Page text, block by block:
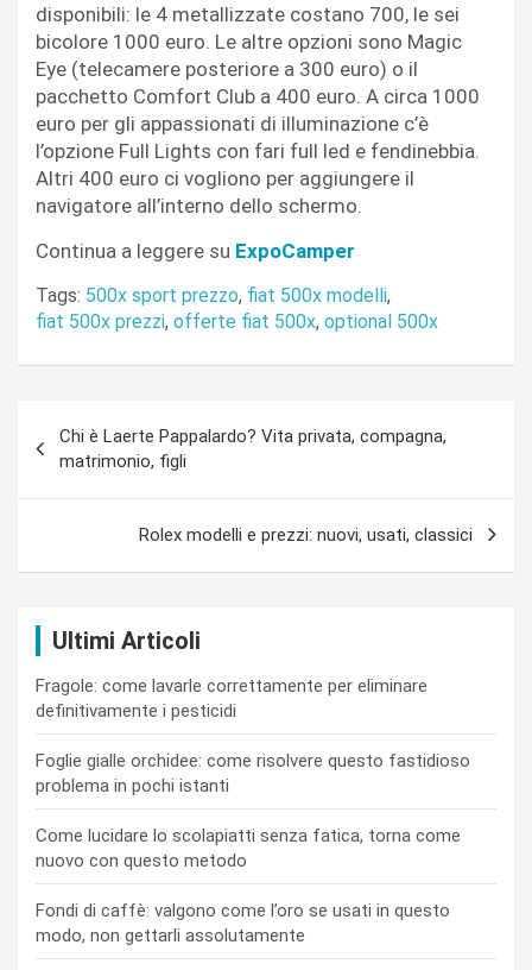
disponibili: le 4 metallizzate costano 700, le sei
bicolore 1000 euro. Le altre opzioni sono Magic
Eye (telecamere posteriore a 300 euro) o il
pacchetto Comfort Club a 400 euro. A circa 1000
euro per gli appassionati di illuminazione c’è
l’opzione Full Lights con fari full led e fendinebbia.
Altri 400 euro ci vogliono per aggiungere il
navigatore all’interno dello schermo.
Continua a leggere su ExpoCamper
Tags: 500x sport prezzo, fiat 500x modelli,
fiat 500x prezzi, offerte fiat 500x, optional 500x
articoli
Chi è Laerte Pappalardo? Vita privata, compagna,
matrimonio, figli
Rolex modelli e prezzi: nuovi, usati, classici
Ultimi Articoli
Fragole: come lavarle correttamente per eliminare
definitivamente i pesticidi
Foglie gialle orchidee: come risolvere questo fastidioso
problema in pochi istanti
Come lucidare lo scolapiatti senza fatica, torna come
nuovo con questo metodo
Fondi di caffè: valgono come l’oro se usati in questo
modo, non gettarli assolutamente